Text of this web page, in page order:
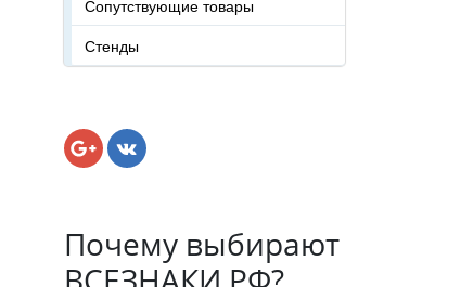
Сопутствующие товары
Стенды
Почему выбирают